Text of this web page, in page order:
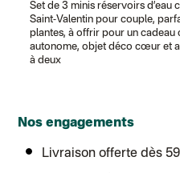
Set de 3 minis réservoirs
Saint-Valentin pour couple,
plantes, à offrir pour un
autonome, objet déco cœur et
à deux
Nos engagements
Livraison offerte dès